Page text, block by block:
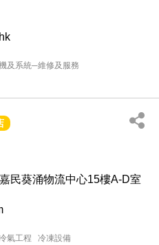
及系統─維修及服務
民葵涌物流中心15樓A-D室
氣工程
冷凍設備